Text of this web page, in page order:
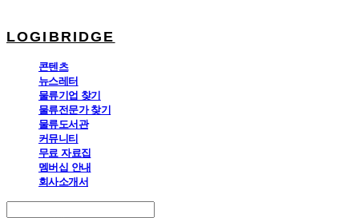
LOGIBRIDGE
콘텐츠
뉴스레터
물류기업 찾기
물류전문가 찾기
물류도서관
커뮤니티
무료 자료집
멤버십 안내
회사소개서